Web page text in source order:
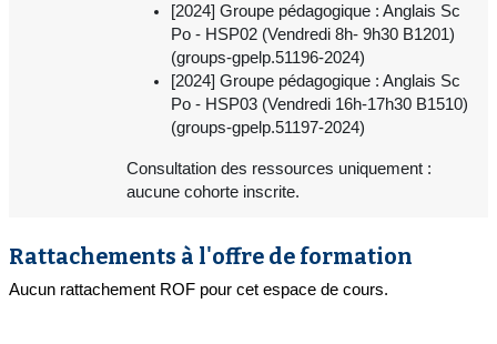
[2024] Groupe pédagogique : Anglais Sc
Po - HSP02 (Vendredi 8h- 9h30 B1201)
(groups-gpelp.51196-2024)
[2024] Groupe pédagogique : Anglais Sc
Po - HSP03 (Vendredi 16h-17h30 B1510)
(groups-gpelp.51197-2024)
Consultation des ressources uniquement :
aucune cohorte inscrite.
Rattachements à l'offre de formation
Aucun rattachement ROF pour cet espace de cours.